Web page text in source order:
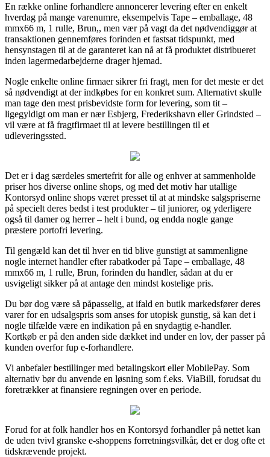
En række online forhandlere annoncerer levering efter en enkelt
hverdag på mange varenumre, eksempelvis Tape – emballage, 48
mmx66 m, 1 rulle, Brun,, men vær på vagt da det nødvendiggør at
transaktionen gennemføres forinden et fastsat tidspunkt, med
hensynstagen til at de garanteret kan nå at få produktet distribueret
inden lagermedarbejderne drager hjemad.
Nogle enkelte online firmaer sikrer fri fragt, men for det meste er det
så nødvendigt at der indkøbes for en konkret sum. Alternativt skulle
man tage den mest prisbevidste form for levering, som tit –
ligegyldigt om man er nær Esbjerg, Frederikshavn eller Grindsted –
vil være at få fragtfirmaet til at levere bestillingen til et
udleveringssted.
Det er i dag særdeles smertefrit for alle og enhver at sammenholde
priser hos diverse online shops, og med det motiv har utallige
Kontorsyd online shops været presset til at at mindske salgspriserne
på specielt deres bedst i test produkter – til juniorer, og yderligere
også til damer og herrer – helt i bund, og endda nogle gange
præstere portofri levering.
Til gengæld kan det til hver en tid blive gunstigt at sammenligne
nogle internet handler efter rabatkoder på Tape – emballage, 48
mmx66 m, 1 rulle, Brun, forinden du handler, sådan at du er
usvigeligt sikker på at antage den mindst kostelige pris.
Du bør dog være så påpasselig, at ifald en butik markedsfører deres
varer for en udsalgspris som anses for utopisk gunstig, så kan det i
nogle tilfælde være en indikation på en snydagtig e-handler.
Kortkøb er på den anden side dækket ind under en lov, der passer på
kunden overfor fup e-forhandlere.
Vi anbefaler bestillinger med betalingskort eller MobilePay. Som
alternativ bør du anvende en løsning som f.eks. ViaBill, forudsat du
foretrækker at finansiere regningen over en periode.
Forud for at folk handler hos en Kontorsyd forhandler på nettet kan
de uden tvivl granske e-shoppens forretningsvilkår, det er dog ofte et
tidskrævende projekt.